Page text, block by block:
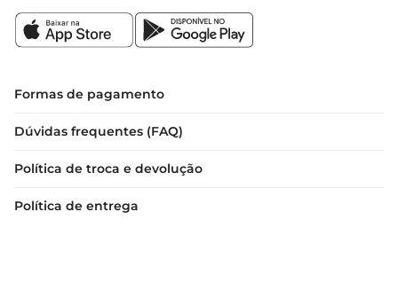
Formas de pagamento
Dúvidas frequentes (FAQ)
Política de troca e devolução
Política de entrega